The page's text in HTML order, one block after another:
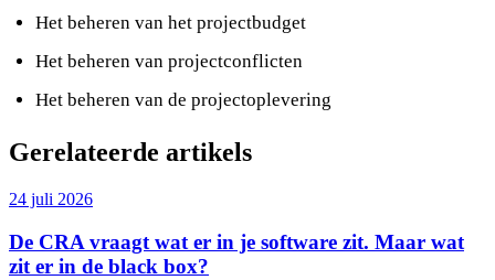
Het beheren van het projectbudget
Het beheren van projectconflicten
Het beheren van de projectoplevering
Gerelateerde artikels
24 juli 2026
De CRA vraagt wat er in je software zit. Maar wat
zit er in de black box?